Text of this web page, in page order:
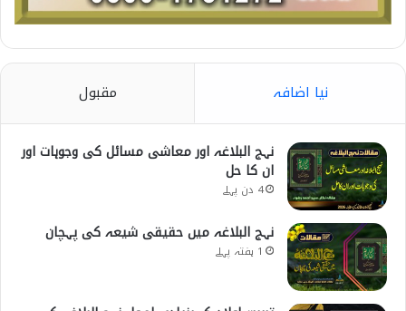
نیا اضافہ مقبول
نہج البلاغہ اور معاشی مسائل کی وجوہات اور
ان کا حل
4 دن پہلے
نہج البلاغہ میں حقیقی شیعہ کی پہچان
1 ہفتہ پہلے